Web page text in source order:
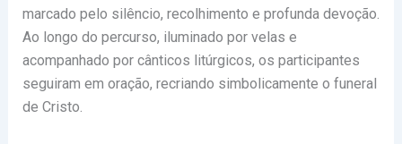
marcado pelo silêncio, recolhimento e profunda devoção.
Ao longo do percurso, iluminado por velas e
acompanhado por cânticos litúrgicos, os participantes
seguiram em oração, recriando simbolicamente o funeral
de Cristo.